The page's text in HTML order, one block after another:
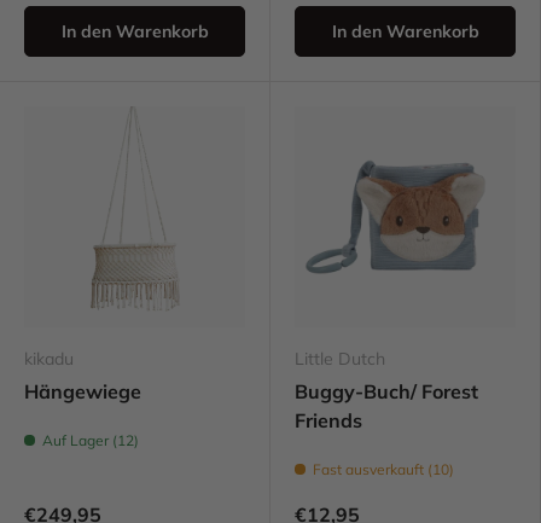
In den Warenkorb In den Warenkorb
kikadu
Hängewiege
Auf Lager (12)
€249,95
Little Dutch
Buggy-Buch/ Forest
Friends
Fast ausverkauft (10)
€12,95